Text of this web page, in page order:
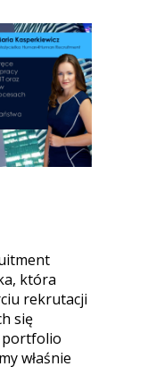
która
rekrutacji
się
portfolio
właśnie